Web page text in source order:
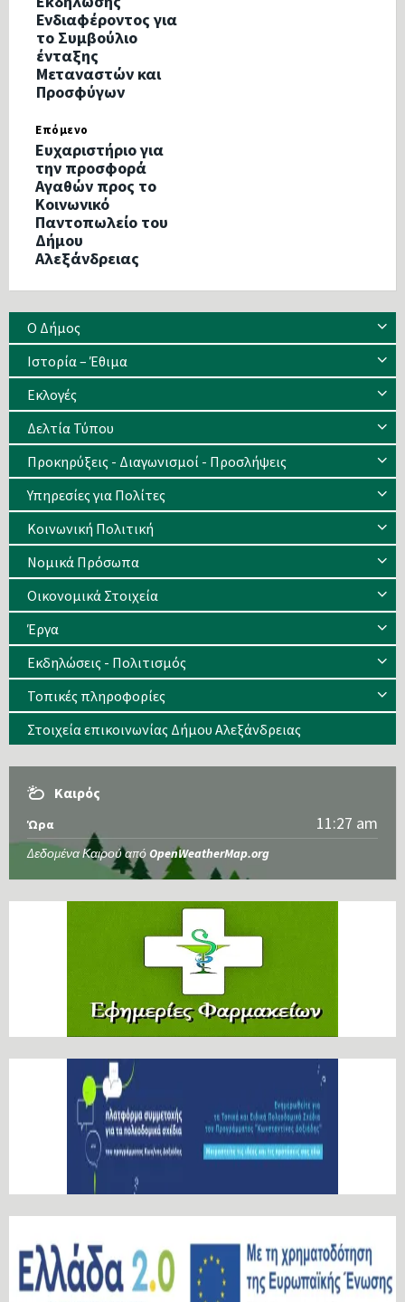
Ενδιαφέροντος για
το Συμβούλιο
ένταξης
Μεταναστών και
Προσφύγων
Επόμενο
Ευχαριστήριο για
την προσφορά
Αγαθών προς το
Κοινωνικό
Παντοπωλείο του
Δήμου
Αλεξάνδρειας
Ο Δήμος
Ιστορία – Έθιμα
Eκλογές
Δελτία Τύπου
Προκηρύξεις - Διαγωνισμοί - Προσλήψεις
Υπηρεσίες για Πολίτες
Κοινωνική Πολιτική
Νομικά Πρόσωπα
Οικονομικά Στοιχεία
Έργα
Εκδηλώσεις - Πολιτισμός
Τοπικές πληροφορίες
Στοιχεία επικοινωνίας Δήμου Αλεξάνδρειας
Καιρός
Ώρα 11:27 am
Δεδομένα Καιρού από OpenWeatherMap.org